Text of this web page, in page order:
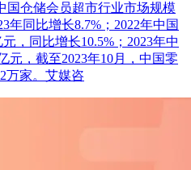
国仓储会员超市行业市场规模
年同比增长8.7%；2022年中国
，同比增长10.5%；2023年中
元，截至2023年10月，中国零
万家。艾媒咨